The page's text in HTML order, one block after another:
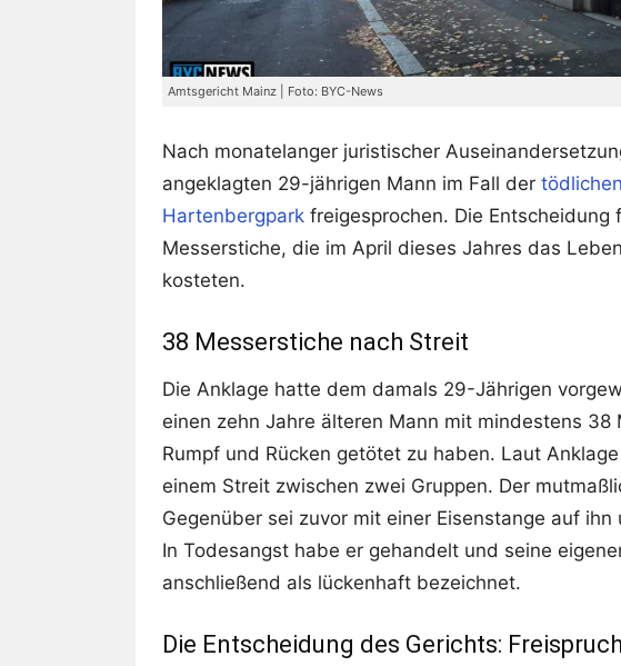
Amtsgericht Mainz | Foto: BYC-News
Nach monatelanger juristischer
angeklagten 29-jährigen Mann im Fall der
Hartenbergpark freigesprochen. Die
Messerstiche, die im April dieses Jahres das
kosteten.
38 Messerstiche nach Streit
Die Anklage hatte dem damals 29-Jährigen
einen zehn Jahre älteren Mann mit mindestens 38
Rumpf und Rücken getötet zu haben. Laut
einem Streit zwischen zwei Gruppen. Der
Gegenüber sei zuvor mit einer Eisenstange auf
In Todesangst habe er gehandelt und seine
anschließend als lückenhaft bezeichnet.
Die Entscheidung des Gerichts: Freispruch